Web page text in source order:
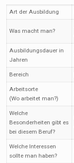
Art der Ausbildung
Was macht man?
Ausbildungsdauer in
Jahren
Bereich
Arbeitsorte
(Wo arbeitet man?)
Welche
Besonderheiten gibt es
bei diesem Beruf?
Welche Interessen
sollte man haben?